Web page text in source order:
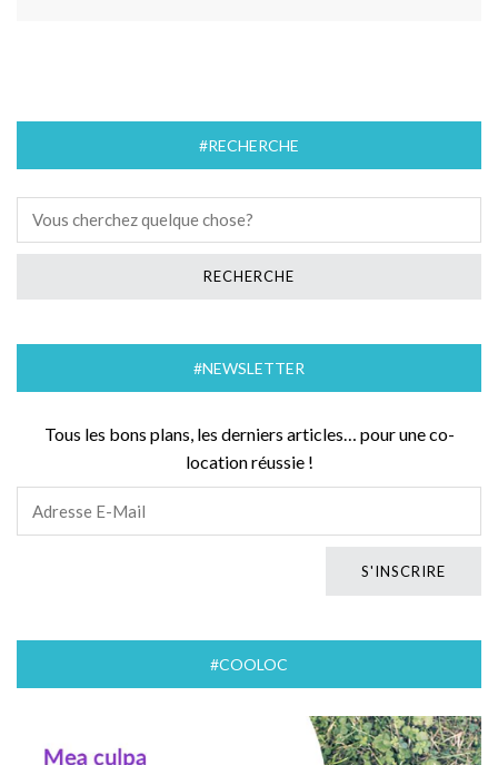
#RECHERCHE
#NEWSLETTER
Tous les bons plans, les derniers articles… pour une co-
location réussie !
#COOLOC